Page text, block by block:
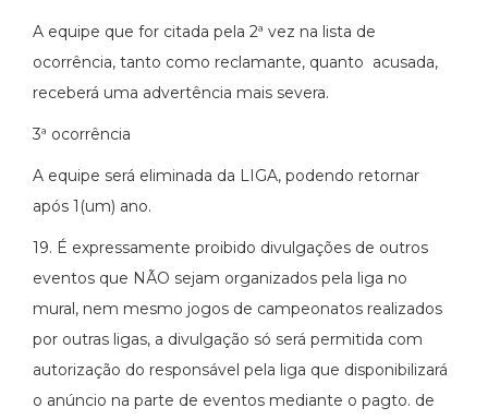
A equipe que for citada pela 2ª vez na lista de
ocorrência, tanto como reclamante, quanto acusada,
receberá uma advertência mais severa.
3ª ocorrência
A equipe será eliminada da LIGA, podendo retornar
após 1(um) ano.
19. É expressamente proibido divulgações de outros
eventos que NÃO sejam organizados pela liga no
mural, nem mesmo jogos de campeonatos realizados
por outras ligas, a divulgação só será permitida com
autorização do responsável pela liga que disponibilizará
o anúncio na parte de eventos mediante o pagto. de